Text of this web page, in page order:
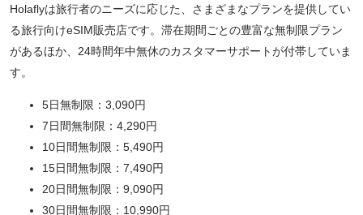
Holaflyは旅行者のニーズに応じた、さまざまなプランを提供してい
る旅行向けeSIM販売店です。滞在期間ごとの豊富な無制限プラン
があるほか、24時間年中無休のカスタマーサポートが付帯していま
す。
5日無制限：3,090円
7日間無制限：4,290円
10日間無制限：5,490円
15日間無制限：7,490円
20日間無制限：9,090円
30日間無制限：10,990円